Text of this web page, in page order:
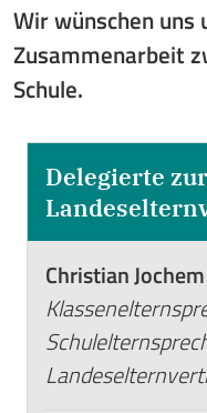
Wir wünschen uns
Zusammenarbeit
Schule.
Delegierte zur
Christian Jochem